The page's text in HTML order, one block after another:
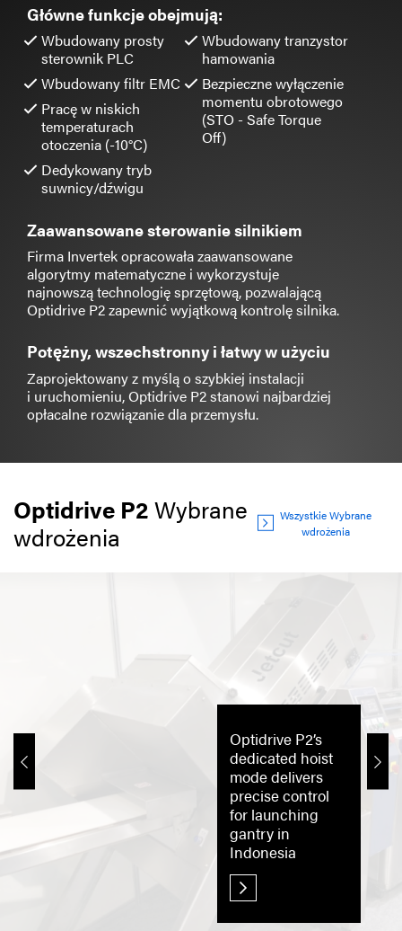
Główne funkcje obejmują:
Wbudowany prosty
sterownik PLC
Wbudowany filtr EMC
Pracę w niskich
temperaturach
otoczenia (-10°C)
Dedykowany tryb
suwnicy/dźwigu
Wbudowany tranzystor
hamowania
Bezpieczne wyłączenie
momentu obrotowego
(STO - Safe Torque
Off)
Zaawansowane sterowanie silnikiem
Firma Invertek opracowała zaawansowane
algorytmy matematyczne i wykorzystuje
najnowszą technologię sprzętową, pozwalającą
Optidrive P2 zapewnić wyjątkową kontrolę silnika.
Potężny, wszechstronny i łatwy w użyciu
Zaprojektowany z myślą o szybkiej instalacji
i uruchomieniu, Optidrive P2 stanowi najbardziej
opłacalne rozwiązanie dla przemysłu.
Optidrive P2Wybrane
wdrożenia
Wszystkie Wybrane
wdrożenia
Optidrive P2’s
dedicated hoist
mode delivers
precise control
for launching
gantry in
Indonesia